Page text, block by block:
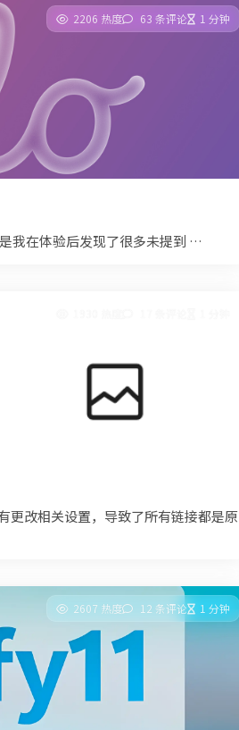
2206 热度 63 条评论 1 分钟
我在体验后发现了很多未提到 …
改相关设置，导致了所有链接都是原
2607 热度 12 条评论 1 分钟